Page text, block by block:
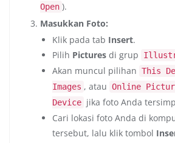
Open ).
Masukkan Foto:
Klik pada tab Insert.
Pilih Pictures di grup
Akan muncul pilihan This
Images , atau Online
Device jika foto Anda
Cari lokasi foto Anda di
tersebut, lalu klik tombol